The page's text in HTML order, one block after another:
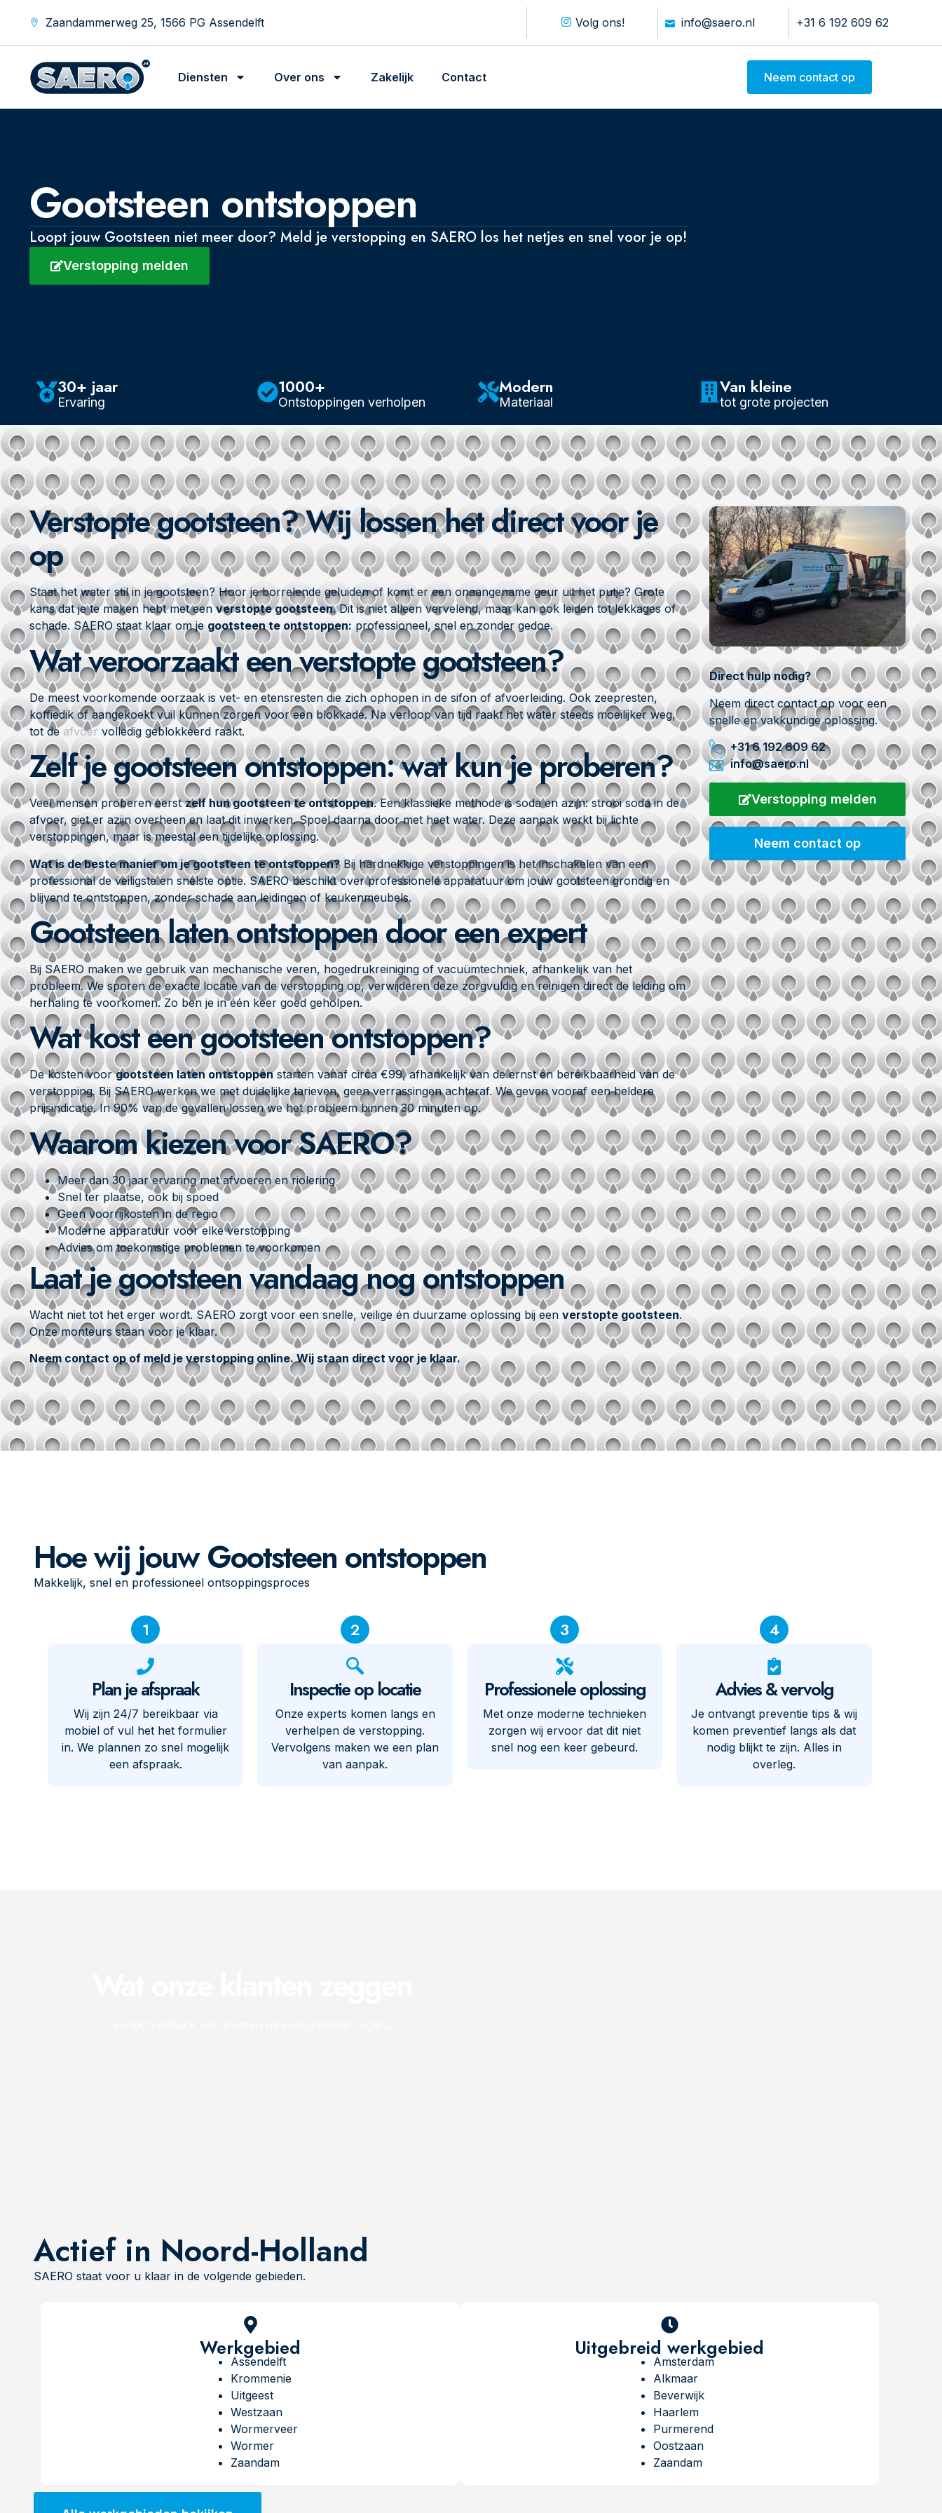
Zaandammerweg 25, 1566 PG Assendelft Volg ons! info@saero.nl +31 6 192 609 62
Diensten Over ons Zakelijk Contact Neem contact op
Gootsteen ontstoppen
Loopt jouw Gootsteen niet meer door? Meld je verstopping en SAERO los het netjes en snel voor je op!
Verstopping melden
30+ jaar
Ervaring
1000+
Ontstoppingen verholpen
Modern
Materiaal
Van kleine
tot grote projecten
Verstopte gootsteen? Wij lossen het direct voor je
op
Staat het water stil in je gootsteen? Hoor je borrelende geluiden of komt er een onaangename geur uit het putje? Grote
kans dat je te maken hebt met eenverstopte gootsteen. Dit is niet alleen vervelend, maar kan ook leiden tot lekkages of
schade. SAERO staat klaar om je gootsteen te ontstoppen:professioneel, snel en zonder gedoe.
Wat veroorzaakt een verstopte gootsteen?
De meest voorkomende oorzaak is vet- en etensresten die zich ophopen in de sifon of afvoerleiding. Ook zeepresten,
koffiedik of aangekoekt vuil kunnen zorgen voor een blokkade. Na verloop van tijd raakt het water steeds moeilijker weg,
tot deafvoer volledig geblokkeerd raakt.
Zelf je gootsteen ontstoppen: wat kun je proberen?
Veel mensen proberen eerstzelf hun gootsteen te ontstoppen. Een klassieke methode is soda en azijn: strooi soda in de
afvoer, giet er azijn overheen en laat dit inwerken. Spoel daarna door met heet water. Deze aanpak werkt bij lichte
verstoppingen, maar is meestal een tijdelijke oplossing.
Wat is de beste manier om je gootsteen te ontstoppen?Bij hardnekkige verstoppingen is het inschakelen van een
professional de veiligste en snelste optie. SAERO beschikt over professionele apparatuur om jouw gootsteen grondig en
blijvend te ontstoppen, zonder schade aan leidingen of keukenmeubels.
Gootsteen laten ontstoppen door een expert
Bij SAERO maken we gebruik van mechanische veren, hogedrukreiniging of vacuümtechniek, afhankelijk van het
probleem. We sporen de exacte locatie van de verstopping op, verwijderen deze zorgvuldig en reinigen direct de leiding om
herhaling te voorkomen. Zo ben je in één keer goed geholpen.
Wat kost een gootsteen ontstoppen?
De kosten voorgootsteen laten ontstoppenstarten vanaf circa €99, afhankelijk van de ernst en bereikbaarheid van de
verstopping. Bij SAERO werken we met duidelijke tarieven, geen verrassingen achteraf. We geven vooraf een heldere
prijsindicatie. In 90% van de gevallen lossen we het probleem binnen 30 minuten op.
Waarom kiezen voor SAERO?
Meer dan 30 jaar ervaring met afvoeren en riolering
Snel ter plaatse, ook bij spoed
Geen voorrijkosten in de regio
Moderne apparatuur voor elke verstopping
Advies om toekomstige problemen te voorkomen
Laat je gootsteen vandaag nog ontstoppen
Wacht niet tot het erger wordt. SAERO zorgt voor een snelle, veilige én duurzame oplossing bij een verstopte gootsteen.
Onze monteurs staan voor je klaar.
Neem contact op of meld je verstopping online. Wij staan direct voor je klaar.
Direct hulp nodig?
Neem direct contact op voor een
snelle en vakkundige oplossing.
+31 6 192 609 62
info@saero.nl
Verstopping melden
Neem contact op
Hoe wij jouw Gootsteen ontstoppen
Makkelijk, snel en professioneel ontsoppingsproces
1
Plan je afspraak
Wij zijn 24/7 bereikbaar via
mobiel of vul het het formulier
in. We plannen zo snel mogelijk
een afspraak.
2
Inspectie op locatie
Onze experts komen langs en
verhelpen de verstopping.
Vervolgens maken we een plan
van aanpak.
3
Professionele oplossing
Met onze moderne technieken
zorgen wij ervoor dat dit niet
snel nog een keer gebeurd.
4
Advies & vervolg
Je ontvangt preventie tips & wij
komen preventief langs als dat
nodig blijkt te zijn. Alles in
overleg.
Actief in Noord-Holland
SAERO staat voor u klaar in de volgende gebieden.
Werkgebied
Assendelft
Krommenie
Uitgeest
Westzaan
Wormerveer
Wormer
Zaandam
Uitgebreid werkgebied
Amsterdam
Alkmaar
Beverwijk
Haarlem
Purmerend
Oostzaan
Zaandam